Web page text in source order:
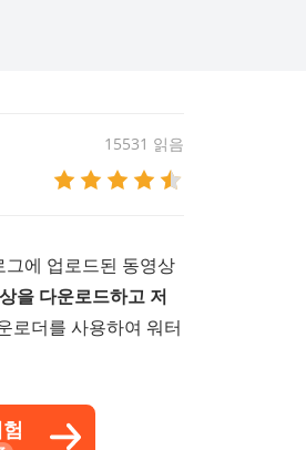
15531 읽음
에 업로드된 동영상
을 다운로드하고 저
로더를 사용하여 워터